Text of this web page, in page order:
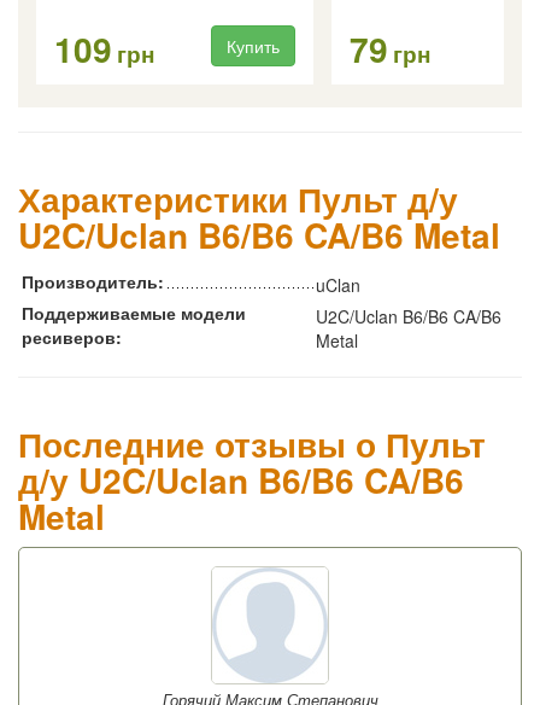
109 грн Купить 79 грн
Характеристики Пульт д/у
U2C/Uclan B6/B6 CA/B6 Metal
Производитель:
uClan
Поддерживаемые модели
ресиверов:
U2C/Uclan B6/B6 CA/B6
Metal
Последние отзывы о Пульт
д/у U2C/Uclan B6/B6 CA/B6
Metal
Горячий Максим Степанович